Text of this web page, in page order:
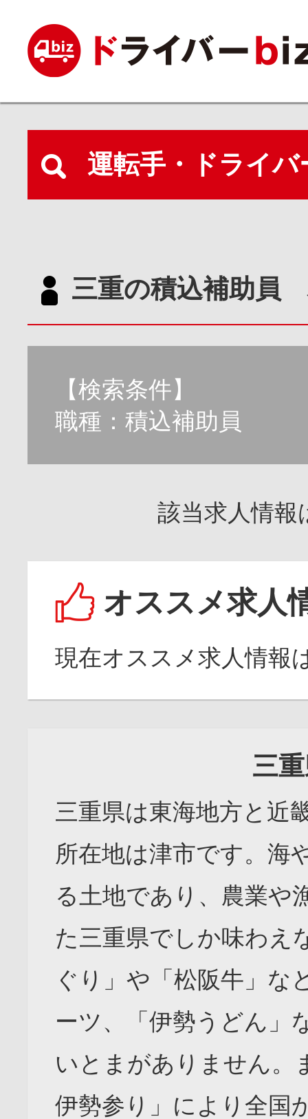
運転手・ドライ
三重の積込補助員
【検索条件】
職種：積込補助員
該当求人情
オススメ求人
現在オススメ求人情報
三
三重県は東海地方と近
所在地は津市です。海
る土地であり、農業や
た三重県でしか味わえ
ぐり」や「松阪牛」な
ーツ、「伊勢うどん」
いとまがありません。
伊勢参り」により全国